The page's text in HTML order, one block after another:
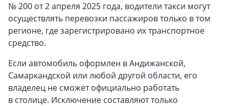
№ 200 от 2 апреля 2025 года, водители такси могут
осуществлять перевозки пассажиров только в том
регионе, где зарегистрировано их транспортное
средство.
Если автомобиль оформлен в Андижанской,
Самаркандской или любой другой области, его
владелец не сможет официально работать
в столице. Исключение составляют только